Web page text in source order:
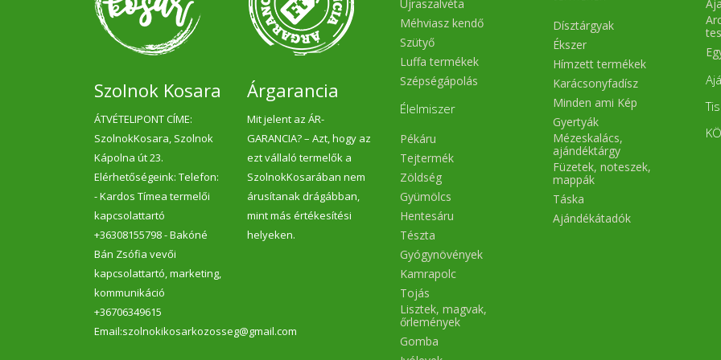
Szolnok Kosara
ÁTVÉTELIPONT CÍME:
SzolnokKosara, Szolnok
Kápolna út 23.
Elérhetőségeink: Telefon:
- Kardos Tímea termelői
kapcsolattartó
+36308155798 - Bakóné
Bán Zsófia vevői
kapcsolattartó, marketing,
kommunikáció
+36706349615
Email:szolnokikosarkozosseg@gmail.com
Árgarancia
Mit jelent az ÁR-
GARANCIA? – Azt, hogy az
ezt vállaló termelők a
SzolnokKosarában nem
árusítanak drágábban,
mint más értékesítési
helyeken.
Újraszalvéta
Méhviasz kendő
Szütyő
Luffa termékek
Szépségápolás
Élelmiszer
Pékáru
Tejtermék
Zöldség
Gyümölcs
Hentesáru
Tészta
Gyógynövények
Kamrapolc
Tojás
Lisztek, magvak,
őrlemények
Gomba
Dísztárgyak
Ékszer
Hímzett termékek
Karácsonyfadísz
Minden ami Kép
Gyertyák
Mézeskalács,
ajándéktárgy
Füzetek, noteszek,
mappák
Táska
Ajándékátadók